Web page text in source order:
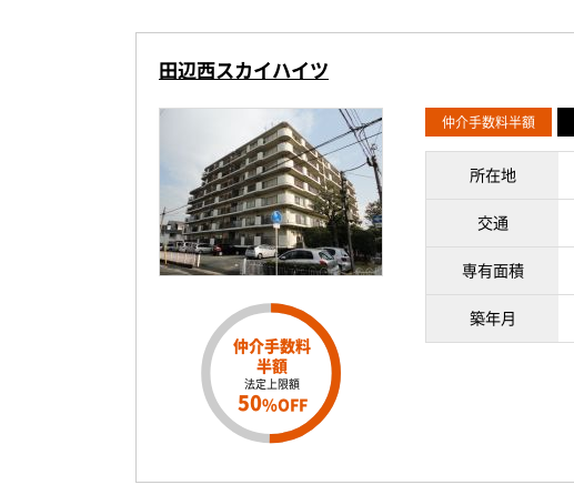
田辺西スカイハイツ
仲介手数料
半額
法定上限額
50%OFF
仲介手数料半額
所在地
交通
専有面積
築年月